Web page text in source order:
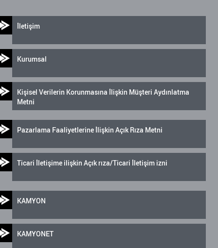
İletişim
Kurumsal
Kişisel Verilerin Korunmasına İlişkin Müşteri Aydınlatma
Metni
Pazarlama Faaliyetlerine İlişkin Açık Rıza Metni
Ticari İletişime ilişkin Açık rıza/Ticari İletişim izni
KAMYON
KAMYONET